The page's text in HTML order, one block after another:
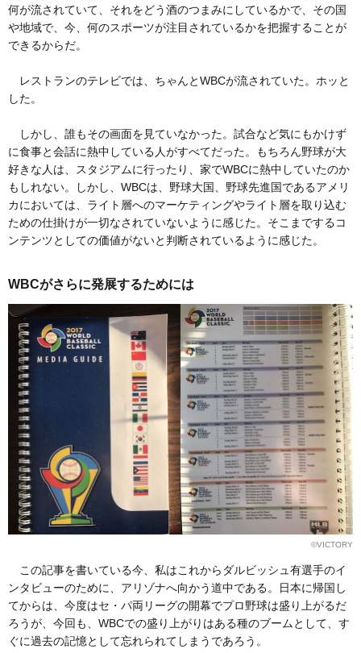
何が流されていて、それをどう酒のつまみにしているかで、その国
や地域で、今、何のスポーツが注目されているかを把握することが
できるからだ。
レストランのテレビでは、ちゃんとWBCが流されていた。ホッと
した。
しかし、誰もその画面を見ていなかった。試合など気にもかけず
に食事と会話に熱中している人がすべてだった。もちろん野球が大
好きな人は、スタジアムに行ったり、家でWBCに熱中していたのか
もしれない。しかし、WBCは、野球大国、野球先進国であるアメリ
カにおいては、ライト層へのマーケティングやライト層を取り込む
ための仕掛けが一切なされていないように感じた。そこまでするコ
ンテンツとしての価値がないと判断されているように感じた。
WBCがさらに発展するためには
©VICTORY
この記事を書いている今、私はこれからダルビッシュ有選手のイ
ンタビューのために、アリゾナへ向かう道中である。日本に帰国し
てからは、今度はセ・パ両リーグの開幕でプロ野球は盛り上がるだ
ろうが、今回も、WBCでの盛り上がりはある種のブームとして、す
ぐに過去の記憶として忘れられてしまうであろう。